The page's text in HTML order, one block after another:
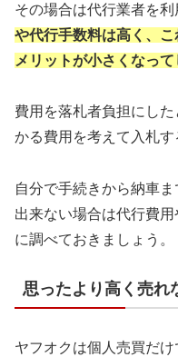
その場合は代行業者を利
や代行手数料は高く、
メリットが小さくなって
費用を落札者負担にし
かる費用を考えて入札す
自分で手続きから納車
出来ない場合は代行費
に調べておきましょう。
思ったより高く売れ
ヤフオクは個人売買だ